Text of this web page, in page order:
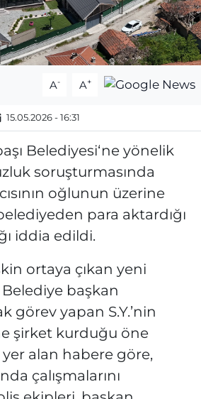
A- A+
15.05.2026 - 16:31
Belediyesi‘ne yönelik
soruşturmasında
oğlunun üzerine
para aktardığı
iddia edildi.
ortaya çıkan yeni
başkan
görev yapan S.Y.’nin
şirket kurduğu öne
alan habere göre,
çalışmalarını